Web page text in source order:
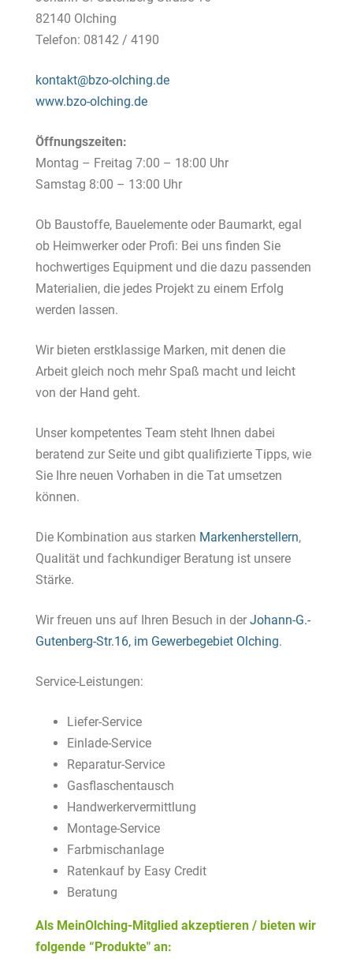
82140 Olching
Telefon: 08142 / 4190
kontakt@bzo-olching.de
www.bzo-olching.de
Öffnungszeiten:
Montag – Freitag 7:00 – 18:00 Uhr
Samstag 8:00 – 13:00 Uhr
Ob Baustoffe, Bauelemente oder Baumarkt, egal
ob Heimwerker oder Profi: Bei uns finden Sie
hochwertiges Equipment und die dazu passenden
Materialien, die jedes Projekt zu einem Erfolg
werden lassen.
Wir bieten erstklassige Marken, mit denen die
Arbeit gleich noch mehr Spaß macht und leicht
von der Hand geht.
Unser kompetentes Team steht Ihnen dabei
beratend zur Seite und gibt qualifizierte Tipps, wie
Sie Ihre neuen Vorhaben in die Tat umsetzen
können.
Die Kombination aus starken Markenherstellern,
Qualität und fachkundiger Beratung ist unsere
Stärke.
Wir freuen uns auf Ihren Besuch in der Johann-G.-
Gutenberg-Str.16, im Gewerbegebiet Olching.
Service-Leistungen:
Liefer-Service
Einlade-Service
Reparatur-Service
Gasflaschentausch
Handwerkervermittlung
Montage-Service
Farbmischanlage
Ratenkauf by Easy Credit
Beratung
Als MeinOlching-Mitglied akzeptieren / bieten wir
folgende “Produkte" an: